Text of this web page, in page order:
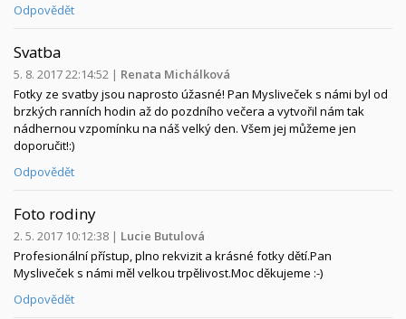
Odpovědět
Svatba
5. 8. 2017 22:14:52 | Renata Michálková
Fotky ze svatby jsou naprosto úžasné! Pan Mysliveček s námi byl od
brzkých ranních hodin až do pozdního večera a vytvořil nám tak
nádhernou vzpomínku na náš velký den. Všem jej můžeme jen
doporučit!:)
Odpovědět
Foto rodiny
2. 5. 2017 10:12:38 | Lucie Butulová
Profesionální přístup, plno rekvizit a krásné fotky dětí.Pan
Mysliveček s námi měl velkou trpělivost.Moc děkujeme :-)
Odpovědět